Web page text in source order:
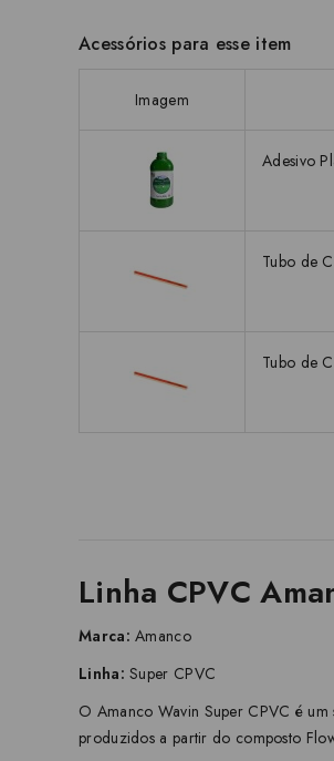
Acessórios para esse item
Imagem
Adesivo
Tubo de
Tubo de
Linha CPVC
Marca: Amanco
Linha: Super CPVC
O Amanco Wavin Super CPVC é
produzidos a partir do composto